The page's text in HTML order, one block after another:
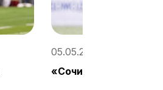
05.05.2023, 20:11 /
«Сочи-М» потерпел